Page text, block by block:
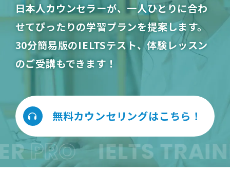
日本人カウンセラーが、一人ひとりに合わ
せてぴったりの学習プランを提案します。
30分簡易版のIELTSテスト、体験レッスン
のご受講もできます！
無料カウンセリングはこちら！
PRO IELTS